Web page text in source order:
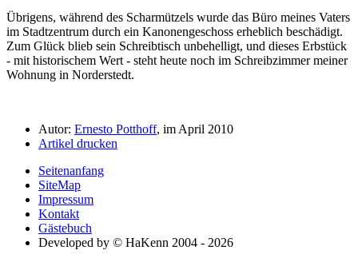
Übrigens, während des Scharmützels wurde das Büro meines Vaters
im Stadtzentrum durch ein Kanonengeschoss erheblich beschädigt.
Zum Glück blieb sein Schreibtisch unbehelligt, und dieses Erbstück
- mit historischem Wert - steht heute noch im Schreibzimmer meiner
Wohnung in Norderstedt.
Autor: Ernesto Potthoff, im April 2010
Artikel drucken
Seitenanfang
SiteMap
Impressum
Kontakt
Gästebuch
Developed by © HaKenn 2004 - 2026